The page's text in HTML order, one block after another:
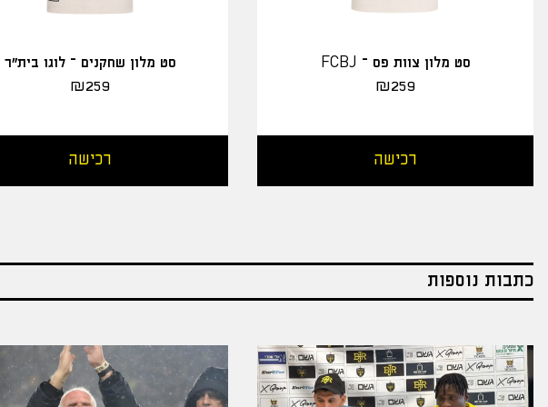
סט מלון צוות פס – FCBJ
₪259
רכישה
סט מלון שחקנים – לוגו בית"ר
₪259
רכישה
כתבות נוספות